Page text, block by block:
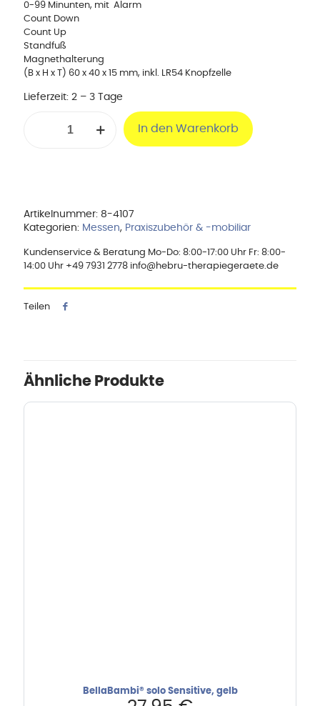
0-99 Minunten, mit Alarm
Count Down
Count Up
Standfuß
Magnethalterung
(B x H x T) 60 x 40 x 15 mm, inkl. LR54 Knopfzelle
Lieferzeit: 2 – 3 Tage
In den Warenkorb
Artikelnummer: 8-4107
Kategorien: Messen, Praxiszubehör & -mobiliar
Kundenservice & Beratung Mo-Do: 8:00-17:00 Uhr Fr: 8:00-
14:00 Uhr +49 7931 2778 info@hebru-therapiegeraete.de
Teilen
Ähnliche Produkte
BellaBambi® solo Sensitive, gelb